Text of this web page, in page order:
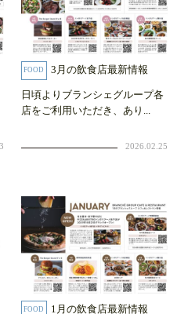
FOOD 3月の飲食店最新情報
日頃よりブランシェグループ各
店をご利用いただき、あり...
2026.02.25
FOOD 1月の飲食店最新情報